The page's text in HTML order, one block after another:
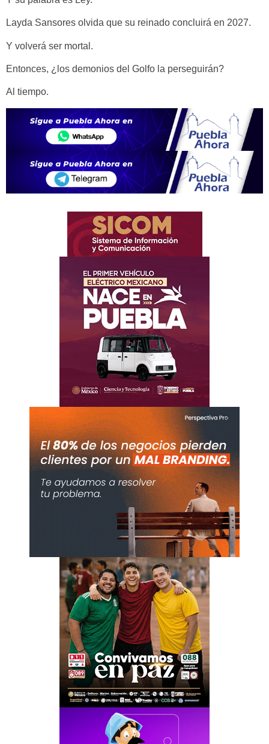
Layda Sansores olvida que su reinado concluirá en 2027.
Y volverá ser mortal.
Entonces, ¿los demonios del Golfo la perseguirán?
Al tiempo.